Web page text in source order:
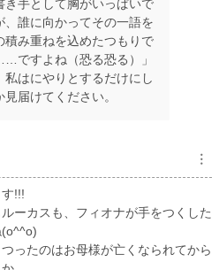
手として胸がいっぱいで
誰に向かってその一語を
み重ねを込めたつもりで
ですよね（恐る恐る）」
はにやりとするだけにし
届けてください。
︙
!!!
ーカスも、フィオナが手をつくした
ったのはお母様が亡くなられてから